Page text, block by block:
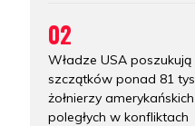
02
Władze USA poszukują
szczątków ponad 81 tys.
żołnierzy amerykańskich
poległych w konfliktach